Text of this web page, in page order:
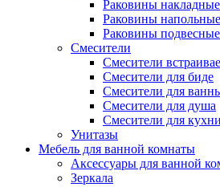
Раковины накладные
Раковины напольные
Раковины подвесные
Смесители
Смесители
Смесители для биде
Смесители для
Смесители для душа
Смесители для кухни
Унитазы
Мебель для ванной комнаты
Аксессуары для ванной
Зеркала